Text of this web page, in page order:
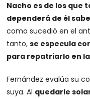
Nacho es de los
dependerá de él
como sucedió en el
tanto,se especula
para repatriarlo en
Fernández evalúa su
suya. Al quedarle